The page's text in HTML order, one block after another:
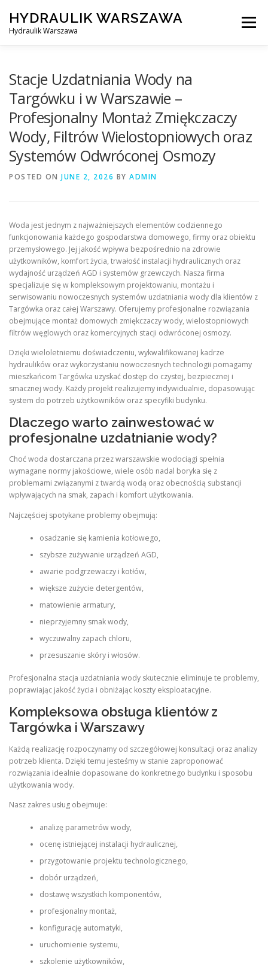
content
HYDRAULIK WARSZAWA
Hydraulik Warszawa
Menu
OBSŁUGIWANE LOKALIZACJE – WARSZAWA I OKOLICE
KONTAKT
Stacje Uzdatniania Wody na
Targówku i w Warszawie –
Profesjonalny Montaż Zmiękczaczy
Wody, Filtrów Wielostopniowych oraz
Systemów Odwróconej Osmozy
POSTED ON JUNE 2, 2026 BY ADMIN
Woda jest jednym z najważniejszych elementów codziennego
funkcjonowania każdego gospodarstwa domowego, firmy oraz obiektu
przemysłowego. Jej jakość wpływa bezpośrednio na zdrowie
użytkowników, komfort życia, trwałość instalacji hydraulicznych oraz
wydajność urządzeń AGD i systemów grzewczych. Nasza firma
specjalizuje się w kompleksowym projektowaniu, montażu i
serwisowaniu nowoczesnych systemów uzdatniania wody dla klientów z
Targówka oraz całej Warszawy. Oferujemy profesjonalne rozwiązania
obejmujące montaż domowych zmiękczaczy wody, wielostopniowych
filtrów węglowych oraz komercyjnych stacji odwróconej osmozy.
Dzięki wieloletniemu doświadczeniu, wykwalifikowanej kadrze
hydraulików oraz wykorzystaniu nowoczesnych technologii pomagamy
mieszkańcom Targówka uzyskać dostęp do czystej, bezpiecznej i
smacznej wody. Każdy projekt realizujemy indywidualnie, dopasowując
system do potrzeb użytkowników oraz specyfiki budynku.
Dlaczego warto zainwestować w
profesjonalne uzdatnianie wody?
Choć woda dostarczana przez warszawskie wodociągi spełnia
wymagane normy jakościowe, wiele osób nadal boryka się z
problemami związanymi z twardą wodą oraz obecnością substancji
wpływających na smak, zapach i komfort użytkowania.
Najczęściej spotykane problemy obejmują:
osadzanie się kamienia kotłowego,
szybsze zużywanie urządzeń AGD,
awarie podgrzewaczy i kotłów,
większe zużycie detergentów,
matowienie armatury,
nieprzyjemny smak wody,
wyczuwalny zapach chloru,
przesuszanie skóry i włosów.
Profesjonalna stacja uzdatniania wody skutecznie eliminuje te problemy,
poprawiając jakość życia i obniżając koszty eksploatacyjne.
Kompleksowa obsługa klientów z
Targówka i Warszawy
Każdą realizację rozpoczynamy od szczegółowej konsultacji oraz analizy
potrzeb klienta. Dzięki temu jesteśmy w stanie zaproponować
rozwiązania idealnie dopasowane do konkretnego budynku i sposobu
użytkowania wody.
Nasz zakres usług obejmuje:
analizę parametrów wody,
ocenę istniejącej instalacji hydraulicznej,
przygotowanie projektu technologicznego,
dobór urządzeń,
dostawę wszystkich komponentów,
profesjonalny montaż,
konfigurację automatyki,
uruchomienie systemu,
szkolenie użytkowników,